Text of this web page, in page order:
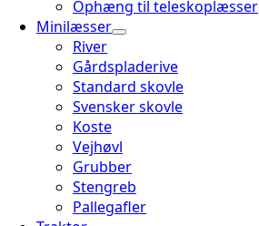
Ophæng til teleskoplæsser
Minilæsser
River
Gårdspladerive
Standard skovle
Svensker skovle
Koste
Vejhøvl
Grubber
Stengreb
Pallegafler